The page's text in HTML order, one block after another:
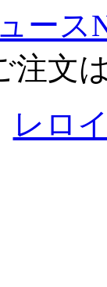
ース
文
レロ